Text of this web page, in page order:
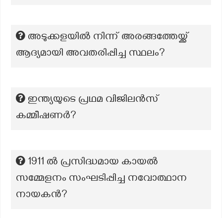
അടുക്കളയിൽ നിന്ന് അരങ്ങത്തേയ്ക്ക്
ആദ്യമായി അവതരിപ്പിച്ച സ്ഥലം?
ഇന്ത്യയുടെ പ്രഥമ വിജിലൻസ്
കമ്മീഷണർ?
1911 ൽ പ്രസിദ്ധമായ കായൽ
സമ്മേളനം സംഘടിപ്പിച്ച നവോത്ഥാന
നായകൻ?